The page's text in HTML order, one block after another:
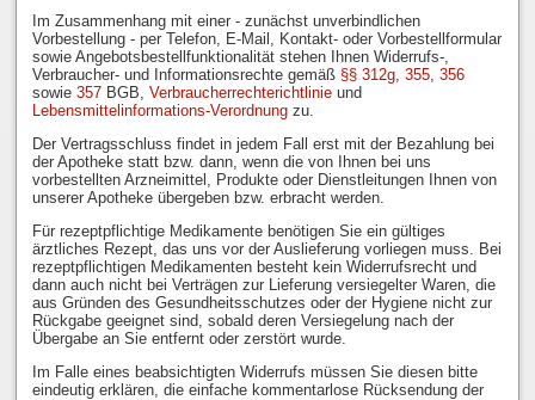
Im Zusammenhang mit einer - zunächst unverbindlichen
Vorbestellung - per Telefon, E-Mail, Kontakt- oder Vorbestellformular
sowie Angebotsbestellfunktionalität stehen Ihnen Widerrufs-,
Verbraucher- und Informationsrechte gemäß §§ 312g, 355, 356
sowie 357BGB, Verbraucherrechterichtlinieund
Lebensmittelinformations-Verordnungzu.
Der Vertragsschluss findet in jedem Fall erst mit der Bezahlung bei
der Apotheke statt bzw. dann, wenn die von Ihnen bei uns
vorbestellten Arzneimittel, Produkte oder Dienstleitungen Ihnen von
unserer Apotheke übergeben bzw. erbracht werden.
Für rezeptpflichtige Medikamente benötigen Sie ein gültiges
ärztliches Rezept, das uns vor der Auslieferung vorliegen muss. Bei
rezeptpflichtigen Medikamenten besteht kein Widerrufsrecht und
dann auch nicht bei Verträgen zur Lieferung versiegelter Waren, die
aus Gründen des Gesundheitsschutzes oder der Hygiene nicht zur
Rückgabe geeignet sind, sobald deren Versiegelung nach der
Übergabe an Sie entfernt oder zerstört wurde.
Im Falle eines beabsichtigten Widerrufs müssen Sie diesen bitte
eindeutig erklären, die einfache kommentarlose Rücksendung der